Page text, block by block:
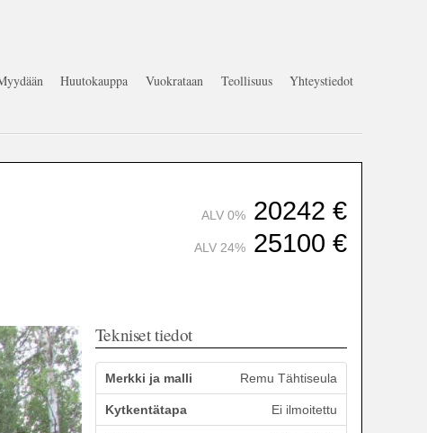
Huutokauppa Vuokrataan Teollisuus Yhteystiedot
ALV 0% 20242 €
ALV 24% 25100 €
Tekniset tiedot
Merkki ja malli Remu Tähtiseula
Kytkentätapa Ei ilmoitettu